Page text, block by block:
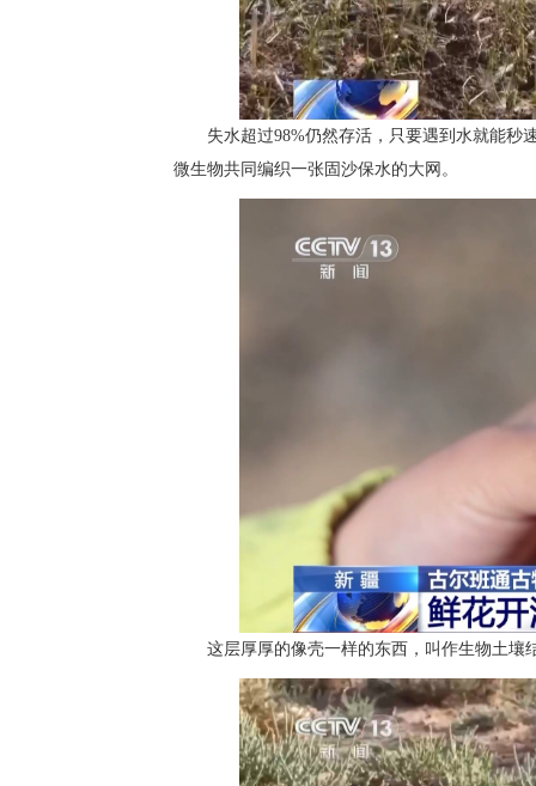
失水超过98%仍然存活，只要遇到水就能秒
微生物共同编织一张固沙保水的大网。
这层厚厚的像壳一样的东西，叫作生物土壤